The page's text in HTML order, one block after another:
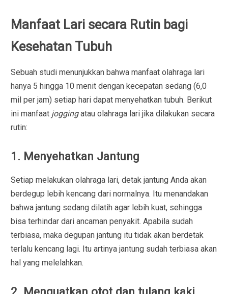
Manfaat Lari secara Rutin bagi
Kesehatan Tubuh
Sebuah studi menunjukkan bahwa manfaat olahraga lari
hanya 5 hingga 10 menit dengan kecepatan sedang (6,0
mil per jam) setiap hari dapat menyehatkan tubuh. Berikut
ini manfaat joggingatau olahraga lari jika dilakukan secara
rutin:
1. Menyehatkan Jantung
Setiap melakukan olahraga lari, detak jantung Anda akan
berdegup lebih kencang dari normalnya. Itu menandakan
bahwa jantung sedang dilatih agar lebih kuat, sehingga
bisa terhindar dari ancaman penyakit. Apabila sudah
terbiasa, maka degupan jantung itu tidak akan berdetak
terlalu kencang lagi. Itu artinya jantung sudah terbiasa akan
hal yang melelahkan.
2. Menguatkan otot dan tulang kaki